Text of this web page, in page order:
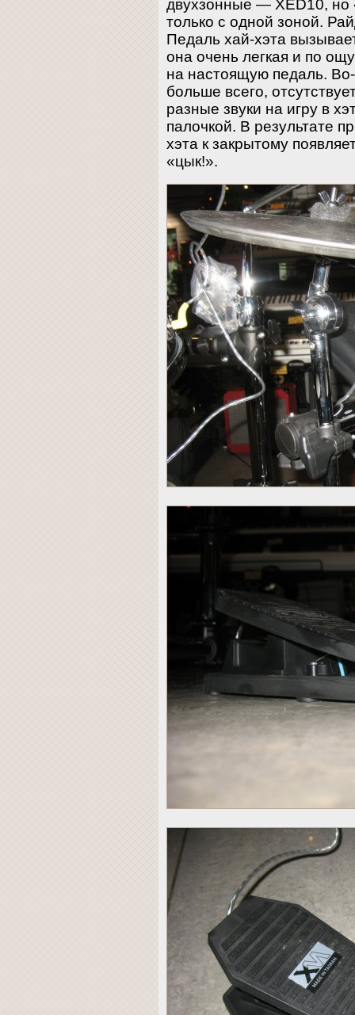
двухзонные — XED10, но
только с одной зоной.
Педаль хай-хэта
она очень легкая и по
на настоящую педаль.
больше всего,
разные звуки на игру в
палочкой. В результате
хэта к закрытому
«цык!».